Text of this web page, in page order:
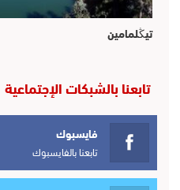
تيڭلمامين
تابعنا بالشبكات الإجتماعية
فايسبوك
تابعنا بالفايسبوك